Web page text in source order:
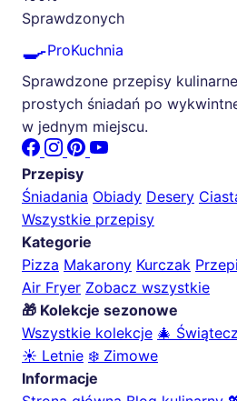
Sprawdzonych
🍳ProKuchnia
Sprawdzone przepisy
prostych śniadań po
w jednym miejscu.
Przepisy
Śniadania Obiady Desery
Wszystkie przepisy
Kategorie
Pizza Makarony Kurczak
Air Fryer Zobacz wszystkie
🎁 Kolekcje sezonowe
Wszystkie kolekcje 🎄
☀️ Letnie ❄️ Zimowe
Informacje